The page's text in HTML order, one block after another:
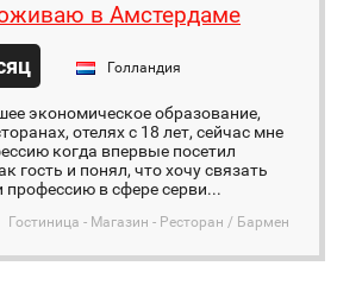
в Амстердаме
Голландия
экономическое образование,
отелях с 18 лет, сейчас мне
когда впервые посетил
гость и понял, что хочу связать
профессию в сфере серви...
Гостиница - Магазин - Ресторан / Бармен